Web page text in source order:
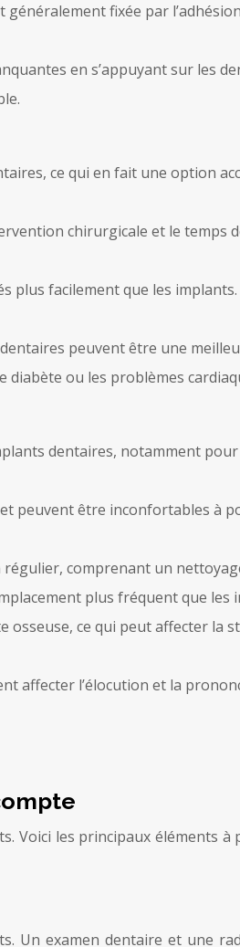
fixée par
en s’appuyant sur les
ce qui en fait une option
chirurgicale et le
plus facilement que les
peuvent être une
ou les problèmes
dentaires, notamment
peuvent être inconfortables à
comprenant un
plus fréquent que les
ce qui peut affecter la
affecter l’élocution et la
Voici les principaux éléments
Un examen dentaire et une